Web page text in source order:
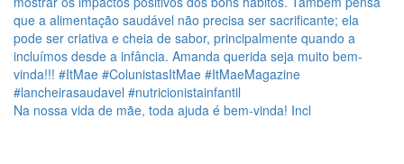
Na nossa vida de mãe, toda ajuda é bem-vinda! Incl